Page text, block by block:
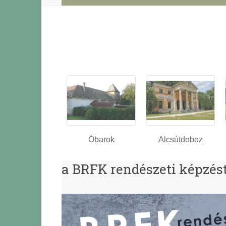
Óbarok Alcsútdoboz
a BRFK rendészeti